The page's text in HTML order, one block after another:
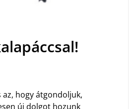
hogy átgondoljuk,
új dolgot hozunk